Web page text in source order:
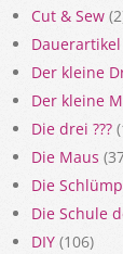
Cut & Sew
Dauerartikel
Der kleine
Der kleine
Die drei ???
Die Maus
Die
Die Schule
DIY (106)